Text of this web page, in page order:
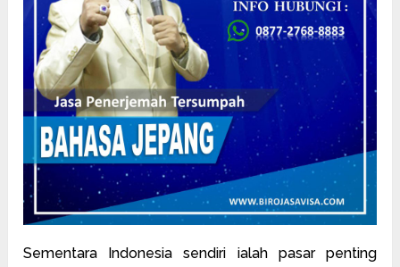
Sementara Indonesia sendiri ialah pasar penting